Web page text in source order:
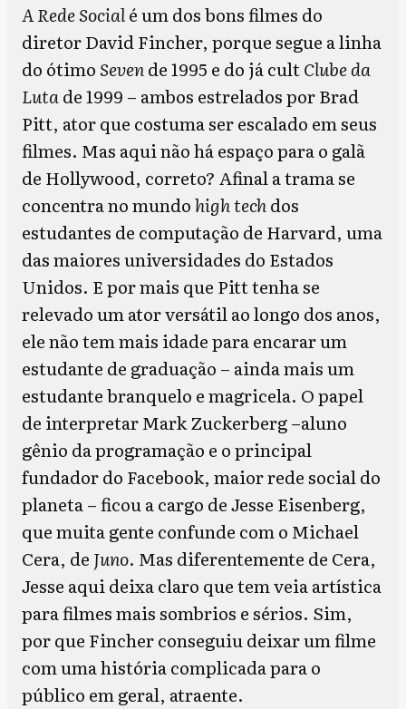
A Rede Socialé um dos bons filmes do
diretor David Fincher, porque segue a linha
do ótimoSevende 1995 e do já cultClube da
Lutade 1999 – ambos estrelados por Brad
Pitt, ator que costuma ser escalado em seus
filmes. Mas aqui não há espaço para o galã
de Hollywood, correto? Afinal a trama se
concentra no mundohigh techdos
estudantes de computação de Harvard, uma
das maiores universidades do Estados
Unidos. E por mais que Pitt tenha se
relevado um ator versátil ao longo dos anos,
ele não tem mais idade para encarar um
estudante de graduação – ainda mais um
estudante branquelo e magricela. O papel
de interpretar Mark Zuckerberg –aluno
gênio da programação e o principal
fundador do Facebook, maior rede social do
planeta – ficou a cargo de Jesse Eisenberg,
que muita gente confunde com o Michael
Cera, de Juno. Mas diferentemente de Cera,
Jesse aqui deixa claro que tem veia artística
para filmes mais sombrios e sérios. Sim,
por que Fincher conseguiu deixar um filme
com uma história complicada para o
público em geral, atraente.